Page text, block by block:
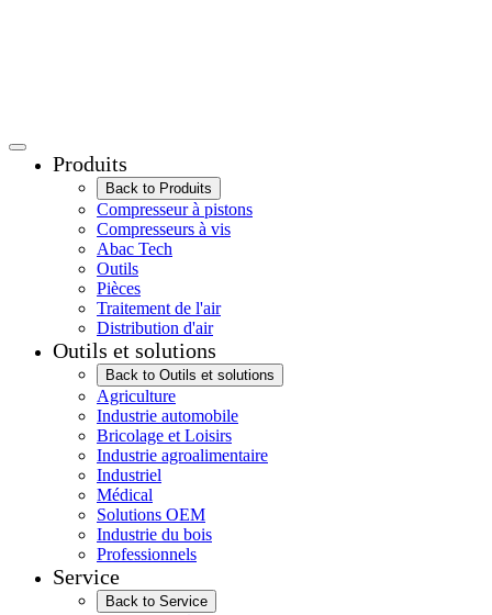
Produits
Back to Produits
Compresseur à pistons
Compresseurs à vis
Abac Tech
Outils
Pièces
Traitement de l'air
Distribution d'air
Outils et solutions
Back to Outils et solutions
Agriculture
Industrie automobile
Bricolage et Loisirs
Industrie agroalimentaire
Industriel
Médical
Solutions OEM
Industrie du bois
Professionnels
Service
Back to Service